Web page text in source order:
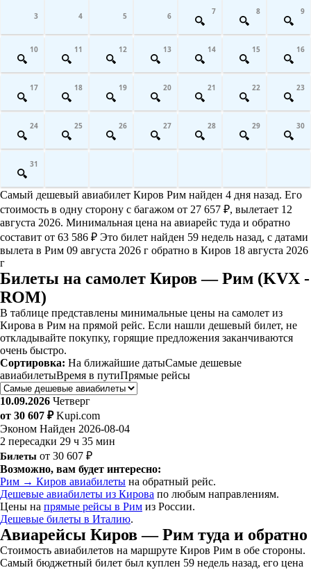
3 4 5 6 7 8 9
10 11 12 13 14 15 16
17 18 19 20 21 22 23
24 25 26 27 28 29 30
31
Самый дешевый авиабилет Киров Рим найден 4 дня назад. Его
стоимость в одну сторону с багажом от 27 657 ₽, вылетает 12
августа 2026. Минимальная цена на авиарейс туда и обратно
составит от 63 586 ₽ Это билет найден 59 недель назад, с датами
вылета в Рим 09 августа 2026 г обратно в Киров 18 августа 2026
г
Билеты на самолет Киров — Рим (KVX -
ROM)
В таблице представлены минимальные цены на самолет из
Кирова в Рим на прямой рейс. Если нашли дешевый билет, не
откладывайте покупку, горящие предложения заканчиваются
очень быстро.
Сортировка: На ближайшие датыСамые дешевые
авиабилетыВремя в путиПрямые рейсы
10.09.2026 Четверг
от 30 607 ₽ Kupi.com
Эконом Найден 2026-08-04
2 пересадки 29 ч 35 мин
Билеты от 30 607 ₽
Возможно, вам будет интересно:
Рим → Киров авиабилеты на обратный рейс.
Дешевые авиабилеты из Кирова по любым направлениям.
Цены на прямые рейсы в Рим из России.
Дешевые билеты в Италию.
Авиарейсы Киров — Рим туда и обратно
Стоимость авиабилетов на маршруте Киров Рим в обе стороны.
Самый бюджетный билет был куплен 59 недель назад, его цена